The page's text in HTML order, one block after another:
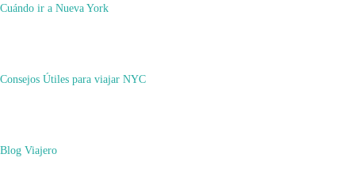
Cuándo ir a Nueva York
Consejos Útiles para viajar NYC
Blog Viajero
Síguenos en Youtube